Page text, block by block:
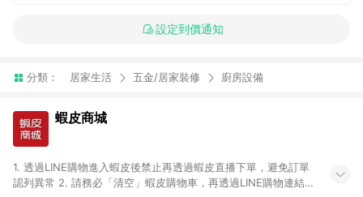
設定到價通知
分類： 居家生活 五金/居家裝修 廚房設備
蝦皮商城
1. 透過LINE購物進入蝦皮後禁止再透過蝦皮直播下單，避免訂單
認列異常 2. 請務必「清空」蝦皮購物車，再透過LINE購物連結至